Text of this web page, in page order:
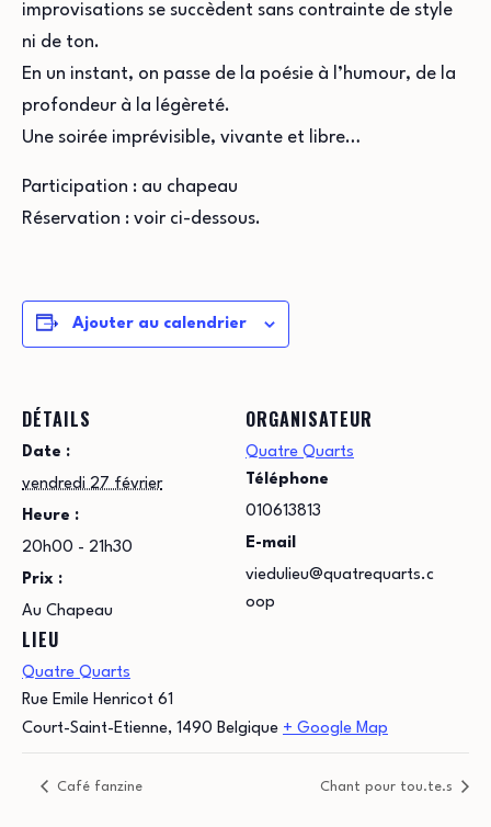
improvisations se succèdent sans contrainte de style
ni de ton.
En un instant, on passe de la poésie à l’humour, de la
profondeur à la légèreté.
Une soirée imprévisible, vivante et libre…
Participation : au chapeau
Réservation : voir ci-dessous.
Ajouter au calendrier
DÉTAILS
Date :
vendredi 27 février
Heure :
20h00 - 21h30
Prix :
Au Chapeau
LIEU
Quatre Quarts
Rue Emile Henricot 61
Court-Saint-Etienne, 1490 Belgique + Google Map
ORGANISATEUR
Quatre Quarts
Téléphone
010613813
E-mail
viedulieu@quatrequarts.c
oop
Café fanzine Chant pour tou.te.s